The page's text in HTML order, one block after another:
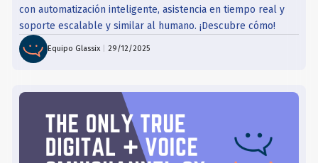
con automatización inteligente, asistencia en tiempo real y
soporte escalable y similar al humano. ¡Descubre cómo!
Equipo Glassix |29/12/2025